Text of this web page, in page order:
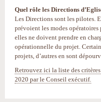
Quel rôle les Directions
Les Directions sont les pilotes.
prévoient les modes
elles ne doivent prendre en
opérationnelle du projet.
projets, d’autres en sont
Retrouvez ici la liste des
2020 par le Conseil exécutif.